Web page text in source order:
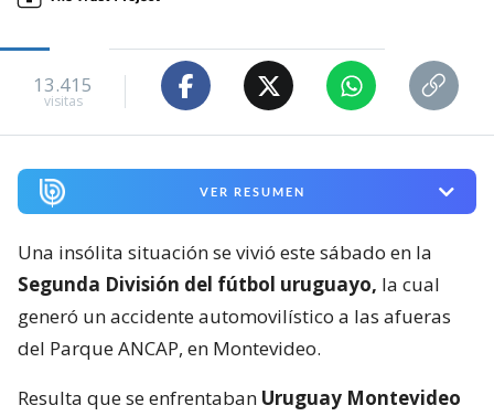
13.415
visitas
VER RESUMEN
Una insólita situación se vivió este sábado en la
Segunda División del fútbol uruguayo, la cual
generó un accidente automovilístico a las afueras
del Parque ANCAP, en Montevideo.
Resulta que se enfrentaban Uruguay Montevideo